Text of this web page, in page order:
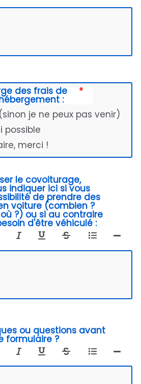
des frais de
:
je ne peux pas venir)
possible
merci !
le covoiturage,
indiquer ici si vous
de prendre des
voiture (combien ?
?) ou si au contraire
d'être véhiculé :
ou questions avant
formulaire ?